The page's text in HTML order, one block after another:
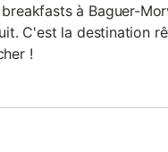
à Baguer-
C'est la destination
!